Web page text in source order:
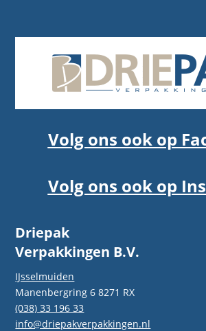
Volg ons ook op
Volg ons ook op
Driepak
Verpakkingen B.V.
IJsselmuiden
Manenbergring 6 8271 RX
(038) 33 196 33
info@driepakverpakkingen.nl